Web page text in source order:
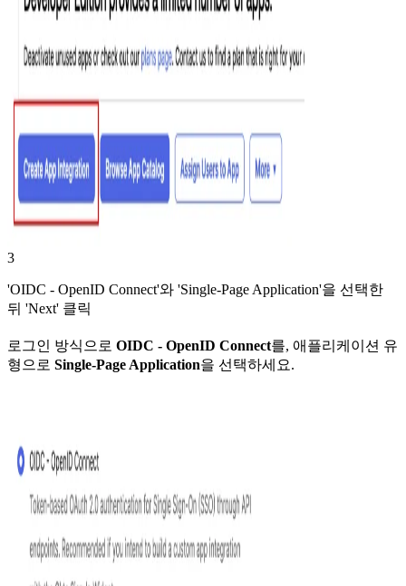
3
'OIDC - OpenID Connect'와 'Single-Page Application'을 선택한
뒤 'Next' 클릭
로그인 방식으로 OIDC - OpenID Connect를, 애플리케이션 유
형으로 Single-Page Application을 선택하세요.